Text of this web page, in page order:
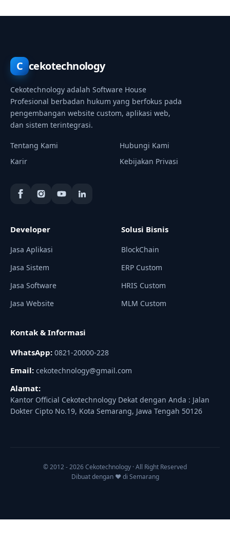
C cekotechnology
Cekotechnology adalah Software House
Profesional berbadan hukum yang berfokus pada
pengembangan website custom, aplikasi web,
dan sistem terintegrasi.
Tentang Kami
Hubungi Kami
Karir
Kebijakan Privasi
Developer
Jasa Aplikasi
Jasa Sistem
Jasa Software
Jasa Website
Solusi Bisnis
BlockChain
ERP Custom
HRIS Custom
MLM Custom
Kontak & Informasi
WhatsApp: 0821-20000-228
Email: cekotechnology@gmail.com
Alamat:
Kantor Official Cekotechnology Dekat dengan Anda : Jalan
Dokter Cipto No.19, Kota Semarang, Jawa Tengah 50126
© 2012 - 2026 Cekotechnology · All Right Reserved
Dibuat dengan ♥ di Semarang